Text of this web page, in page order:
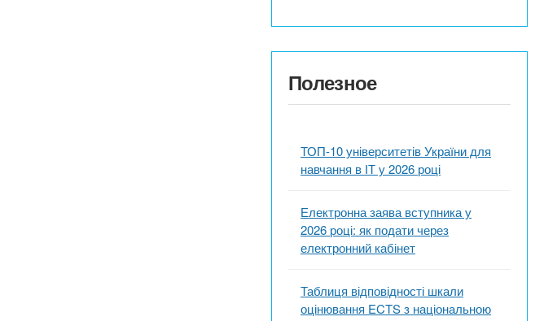
Полезное
ТОП-10 університетів України для
навчання в ІТ у 2026 році
Електронна заява вступника у
2026 році: як подати через
електронний кабінет
Таблиця відповідності шкали
оцінювання ECTS з національною